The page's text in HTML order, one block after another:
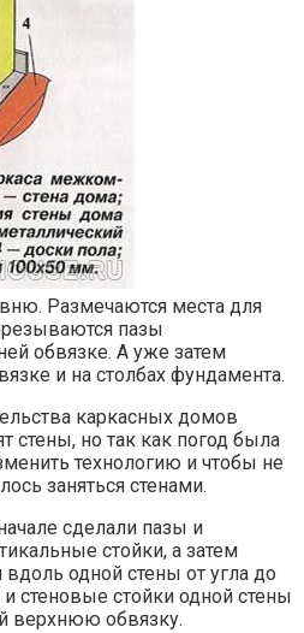
Размечаются места для
пазы
обвязке. А уже затем
и на столбах фундамента.
каркасных домов
стены, но так как погод была
технологию и чтобы не
заняться стенами.
сделали пазы и
стойки, а затем
одной стены от угла до
стеновые стойки одной стены
верхнюю обвязку.